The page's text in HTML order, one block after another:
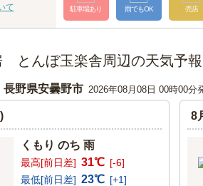
て
駐車場あり 雨でもOK 売店
とんぼ玉楽舎周辺の天気予報
長野県安曇野市 2026年08月08日 00時00分
くもり のち 雨
最高[前日差] 31℃ [-6]
最低[前日差] 23℃ [+1]
8